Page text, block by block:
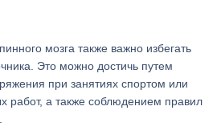
мозга также важно избегать
Это можно достичь путем
при занятиях спортом или
работ, а также соблюдением правил